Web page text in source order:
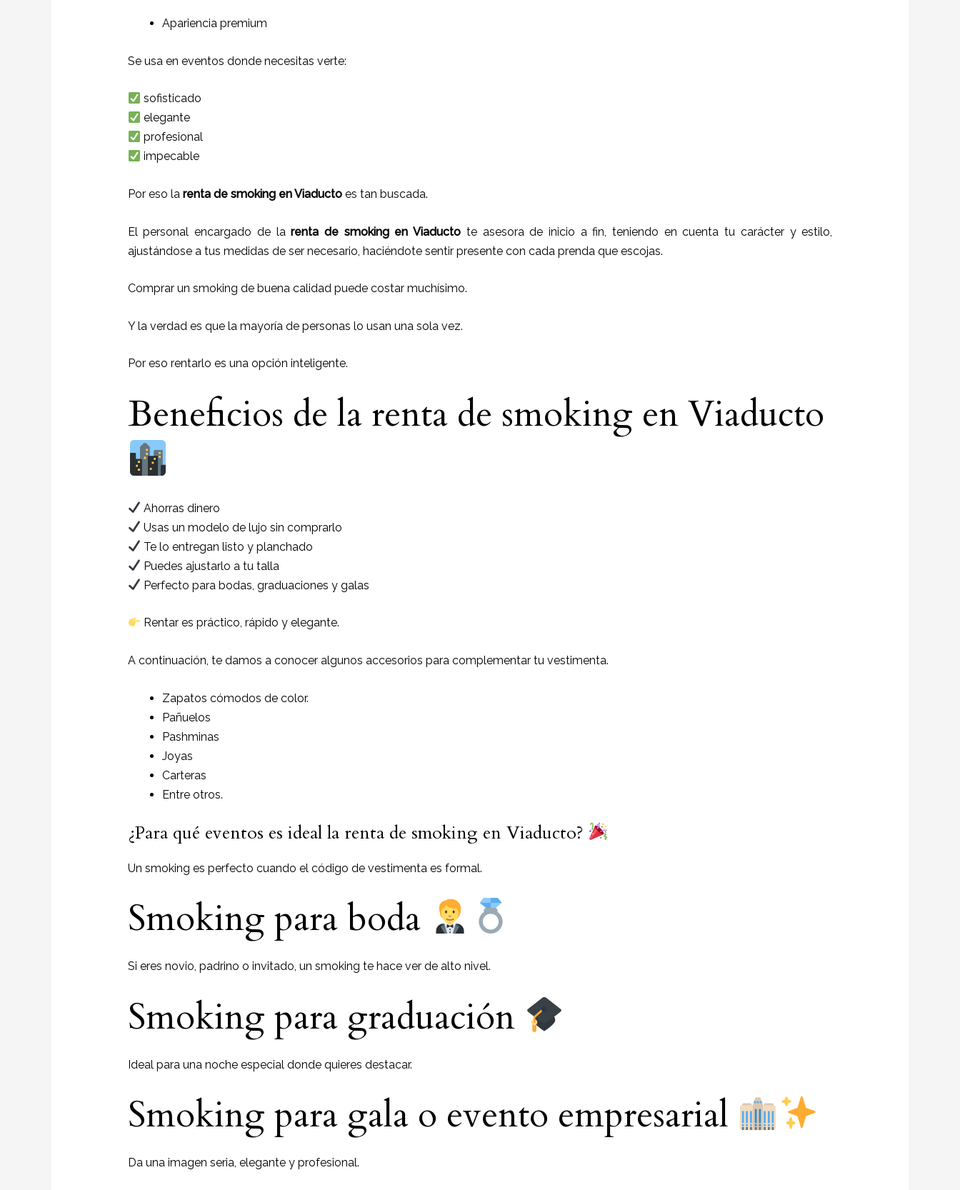
Apariencia premium
Se usa en eventos donde necesitas verte:
sofisticado
elegante
profesional
impecable
Por eso la renta de smoking en Viaducto es tan buscada.
El personal encargado de la renta de smoking en Viaducto te asesora de inicio a fin, teniendo en cuenta tu carácter y estilo,
ajustándose a tus medidas de ser necesario, haciéndote sentir presente con cada prenda que escojas.
Comprar un smoking de buena calidad puede costar muchísimo.
Y la verdad es que la mayoría de personas lo usan una sola vez.
Por eso rentarlo es una opción inteligente.
Beneficios de la renta de smoking en Viaducto
Ahorras dinero
Usas un modelo de lujo sin comprarlo
Te lo entregan listo y planchado
Puedes ajustarlo a tu talla
Perfecto para bodas, graduaciones y galas
Rentar es práctico, rápido y elegante.
A continuación, te damos a conocer algunos accesorios para complementar tu vestimenta.
Zapatos cómodos de color.
Pañuelos
Pashminas
Joyas
Carteras
Entre otros.
¿Para qué eventos es ideal la renta de smoking en Viaducto?
Un smoking es perfecto cuando el código de vestimenta es formal.
Smoking para boda
Si eres novio, padrino o invitado, un smoking te hace ver de alto nivel.
Smoking para graduación
Ideal para una noche especial donde quieres destacar.
Smoking para gala o evento empresarial
Da una imagen seria, elegante y profesional.